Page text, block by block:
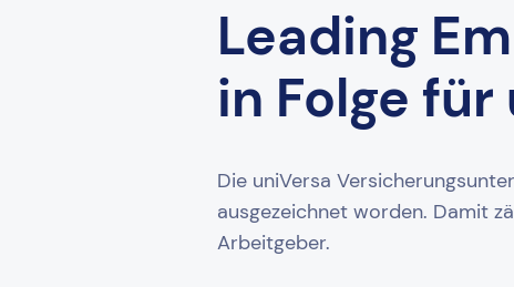
Leading
in Folge für
Die uniVersa
ausgezeichnet worden. Damit
Arbeitgeber.